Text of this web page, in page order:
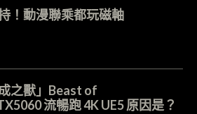
！動漫聯乘都玩磁軸
之獸」Beast of
流暢跑 4K UE5 原因是？